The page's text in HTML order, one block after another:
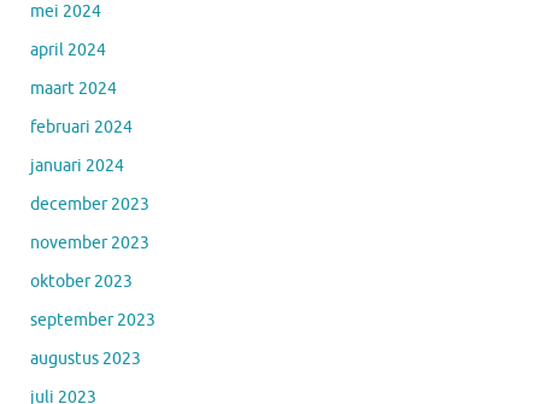
mei 2024
april 2024
maart 2024
februari 2024
januari 2024
december 2023
november 2023
oktober 2023
september 2023
augustus 2023
juli 2023